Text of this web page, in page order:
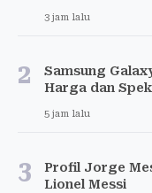
3 jam lalu
2
Samsung
Harga dan
5 jam lalu
3
Profil Jorge
Lionel Messi